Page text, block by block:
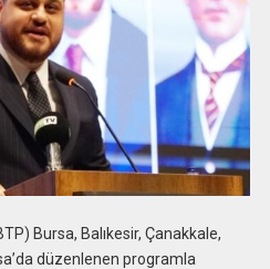
Bursa, Balıkesir, Çanakkale,
düzenlenen programla